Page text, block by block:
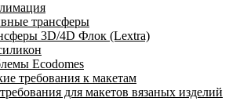
трансферы
3D/4D Флок (Lextra)
Ecodomes
требования к макетам
для макетов вязаных изделий